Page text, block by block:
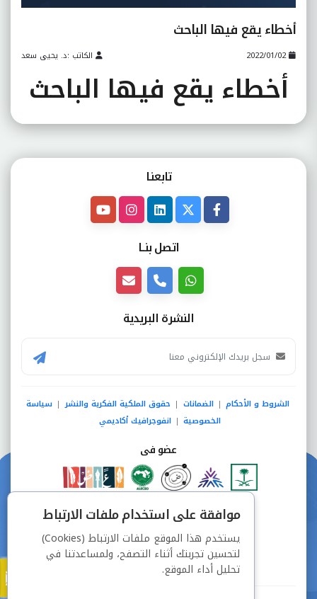
أخطاء يقع فيها الباحث
2022/01/02 الكاتب :د. يحيى سعد
أخطاء يقع فيها الباحث
تابعنـا
اتصل بنــا
النشرة البريدية
الشروط و الأحكام | الضمانات | حقوق الملكية الفكرية والنشر | سياسة
الخصوصية | انفوجرافيك أكاديمي
عضو فى
دفع آمن من خلال
موافقة على استخدام ملفات الارتباط
يستخدم هذا الموقع ملفات الارتباط (Cookies)
لتحسين تجربتك أثناء التصفح، ولمساعدتنا في
تحليل أداء الموقع.